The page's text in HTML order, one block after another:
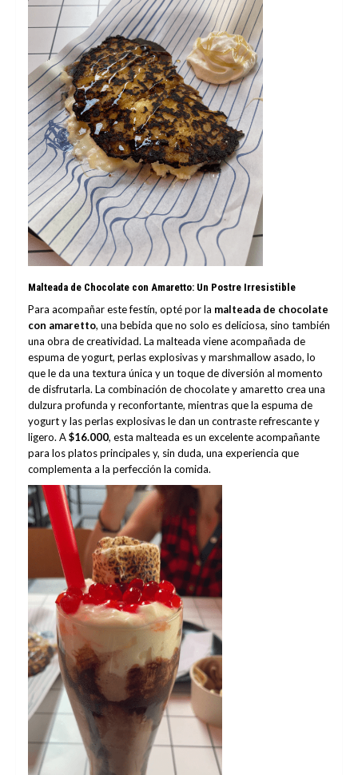
Malteada de Chocolate con Amaretto: Un Postre Irresistible
Para acompañar este festín, opté por la malteada de chocolate
con amaretto, una bebida que no solo es deliciosa, sino también
una obra de creatividad. La malteada viene acompañada de
espuma de yogurt, perlas explosivas y marshmallow asado, lo
que le da una textura única y un toque de diversión al momento
de disfrutarla. La combinación de chocolate y amaretto crea una
dulzura profunda y reconfortante, mientras que la espuma de
yogurt y las perlas explosivas le dan un contraste refrescante y
ligero. A$16.000, esta malteada es un excelente acompañante
para los platos principales y, sin duda, una experiencia que
complementa a la perfección la comida.